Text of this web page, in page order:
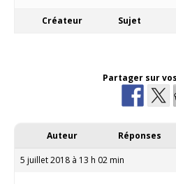
Créateur Sujet
Partager sur
Auteur Réponses
5 juillet 2018 à 13 h 02 min